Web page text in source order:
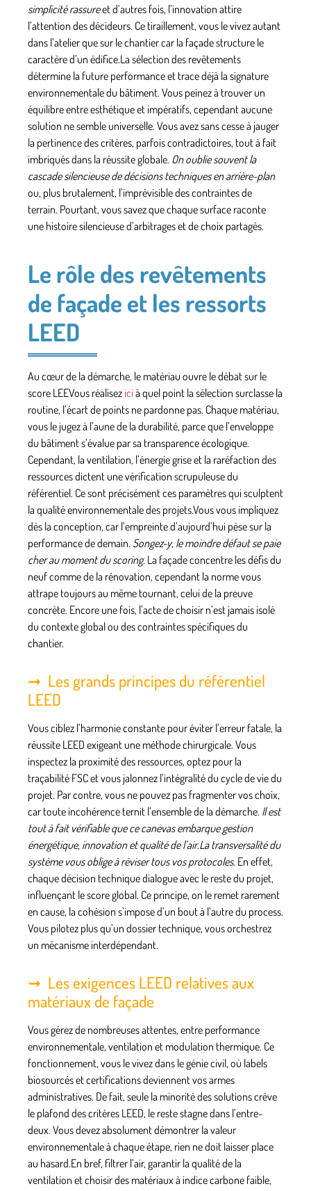
simplicité rassureet d’autres fois, l’innovation attire
l’attention des décideurs. Ce tiraillement, vous le vivez autant
dans l’atelier que sur le chantier car la façade structure le
caractère d’un édifice.La sélection des revêtements
détermine la future performanceet trace déjà la signature
environnementale du bâtiment. Vous peinez à trouver un
équilibre entre esthétique et impératifs, cependant aucune
solution ne semble universelle. Vous avez sans cesse à jauger
la pertinence des critères, parfois contradictoires, tout à fait
imbriqués dans la réussite globale. On oublie souvent la
cascade silencieuse de décisions techniques en arrière-plan
ou, plus brutalement, l’imprévisible des contraintes de
terrain. Pourtant, vous savez que chaque surface raconte
une histoire silencieuse d’arbitrages et de choix partagés.
Le rôle des revêtements
de façade et les ressorts
LEED
Au cœur de la démarche, le matériau ouvre le débat sur le
score LEEVous réalisez ici à quel point la sélection surclasse la
routine, l’écart de points ne pardonne pas. Chaque matériau,
vous le jugez à l’aune de la durabilité, parce que l’enveloppe
du bâtiment s’évalue par sa transparence écologique.
Cependant, la ventilation, l’énergie grise et la raréfaction des
ressources dictent une vérification scrupuleuse du
référentiel. Ce sont précisément ces paramètres qui sculptent
la qualité environnementaledes projets.Vous vous impliquez
dès la conception, car l’empreinte d’aujourd’hui pèse sur la
performance de demain. Songez-y, le moindre défaut se paie
cher au moment du scoring. La façade concentre les défis du
neuf comme de la rénovation, cependant la norme vous
attrape toujours au même tournant, celui de la preuve
concrète. Encore une fois, l’acte de choisir n’est jamais isolé
du contexte global ou des contraintes spécifiques du
chantier.
Les grands principes du référentiel
LEED
Vous ciblez l’harmonie constante pour éviter l’erreur fatale, la
réussite LEED exigeant une méthode chirurgicale. Vous
inspectez la proximité des ressources, optez pour la
traçabilité FSC et vous jalonnez l’intégralité du cycle de vie du
projet. Par contre, vous ne pouvez pas fragmenter vos choix,
car toute incohérence ternit l’ensemble de la démarche. Il est
tout à fait vérifiable que ce canevas embarque gestion
énergétique, innovation et qualité de l’air.La transversalité du
système vous oblige à réviser tous vos protocoles. En effet,
chaque décision technique dialogue avec le reste du projet,
influençant le score global. Ce principe, on le remet rarement
en cause, la cohésion s’impose d’un bout à l’autre du process.
Vous pilotez plus qu’un dossier technique, vous orchestrez
un mécanisme interdépendant.
Les exigences LEED relatives aux
matériaux de façade
Vous gérez de nombreuses attentes, entre performance
environnementale, ventilation et modulation thermique. Ce
fonctionnement, vous le vivez dans le génie civil, où labels
biosourcés et certifications deviennent vos armes
administratives. De fait, seule la minorité des solutions crève
le plafond des critères LEED, le reste stagne dans l’entre-
deux. Vous devez absolument démontrer la valeur
environnementale à chaque étape, rien ne doit laisser place
au hasard.En bref, filtrer l’air, garantir la qualité de la
ventilation et choisir des matériaux à indice carbone faible,